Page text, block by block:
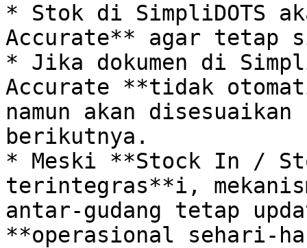
* Stok di SimpliDOTS
Accurate** agar tetap
* Jika dokumen di
Accurate **tidak
namun akan
berikutnya.
* Meski **Stock In /
terintegras**i,
antar-gudang tetap
**operasional sehari-